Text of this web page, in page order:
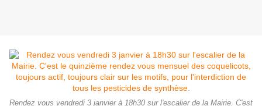
Rendez vous vendredi 3 janvier à 18h30 sur l'escalier de la Mairie. C'est